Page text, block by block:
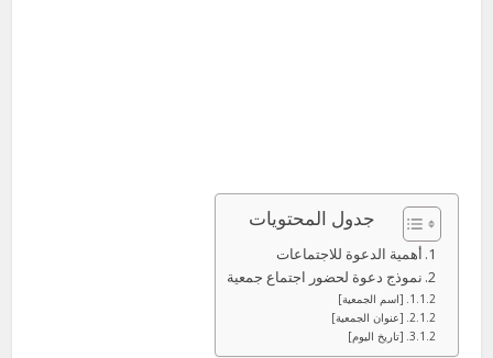
جدول المحتويات
أهمية الدعوة للاجتماعات
نموذج دعوة لحضور اجتماع جمعية
[اسم الجمعية]
[عنوان الجمعية]
[تاريخ اليوم]